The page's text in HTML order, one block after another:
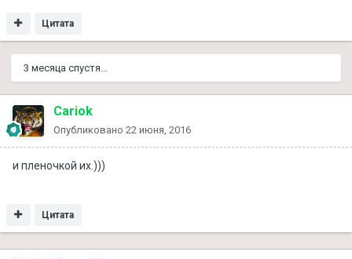
Цитата
3 месяца спустя...
Cariok
Опубликовано 22 июня, 2016
и пленочкой их.)))
Цитата